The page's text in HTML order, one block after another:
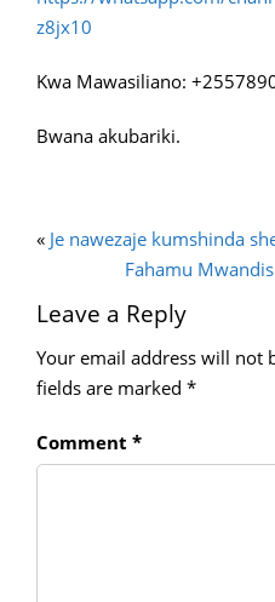
z8jx10
Kwa Mawasiliano:
Bwana akubariki.
« Je nawezaje kumshinda
Fahamu
Leave a Reply
Your email address will not
fields are marked *
Comment *